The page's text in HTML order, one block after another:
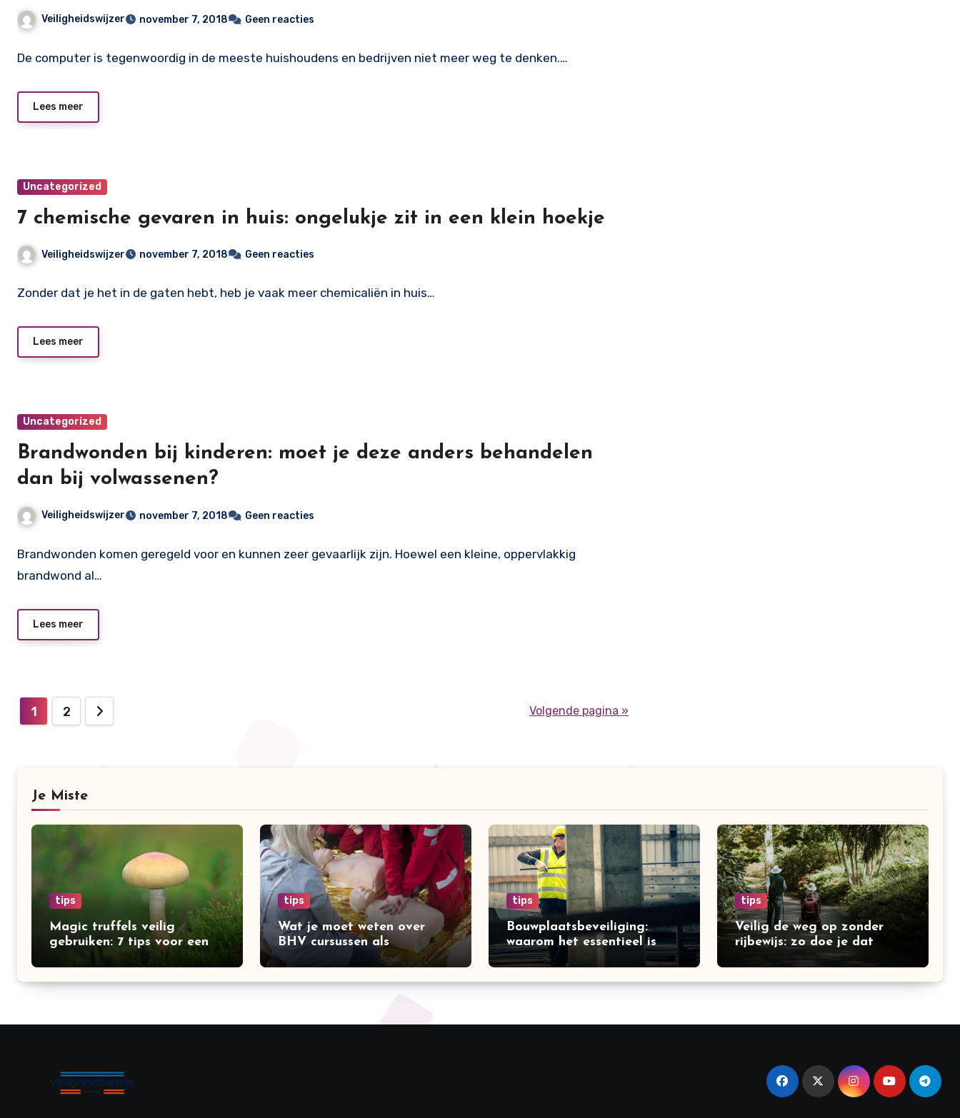
Veiligheidswijzer november 7, 2018 Geen reacties
De computer is tegenwoordig in de meeste huishoudens en bedrijven niet meer weg te denken.…
Lees meer
Uncategorized
7 chemische gevaren in huis: ongelukje zit in een klein hoekje
Veiligheidswijzer november 7, 2018 Geen reacties
Zonder dat je het in de gaten hebt, heb je vaak meer chemicaliën in huis…
Lees meer
Uncategorized
Brandwonden bij kinderen: moet je deze anders behandelen
dan bij volwassenen?
Veiligheidswijzer november 7, 2018 Geen reacties
Brandwonden komen geregeld voor en kunnen zeer gevaarlijk zijn. Hoewel een kleine, oppervlakkig
brandwond al…
Lees meer
Berichten
1 2 Volgende pagina »
Je Miste
tips
Magic truffels veilig
gebruiken: 7 tips voor een
verantwoorde trip
tips
Wat je moet weten over
BHV cursussen als
ondernemer
tips
Bouwplaatsbeveiliging:
waarom het essentieel is
voor iedere
tips
Veilig de weg op zonder
rijbewijs: zo doe je dat